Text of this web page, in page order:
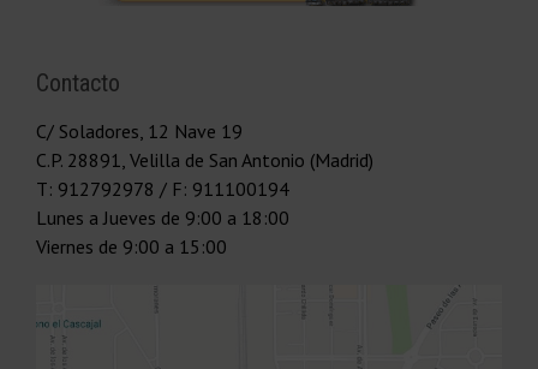
Contacto
C/ Soladores, 12 Nave 19
C.P. 28891 Velilla de San Antonio (Madrid)
T: 912792978 / F: 911100194
Lunes a Jueves de 9:00 a 18:00
Viernes de 9:00 a 15:00